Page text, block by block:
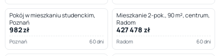
Pokój w mieszkaniu studenckim,
Poznań
982 zł
Poznań 60 dni
Mieszkanie 2-pok., 90 m², centrum,
Radom
427 478 zł
Radom 60 dni